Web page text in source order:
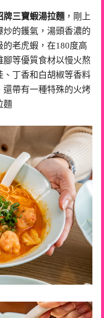
牌三寶蝦湯拉麵 ，剛上
的鑊氣，湯頭香濃的
老虎蝦，在180度高
腳等優質食材以慢火熬
、丁香和白胡椒等香料
還帶有一種特殊的火烤
麵